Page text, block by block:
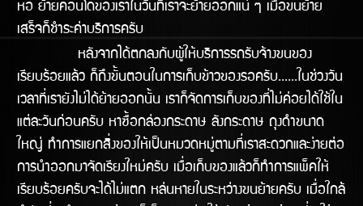
หอ ย้ายคอนโดของเราในวันทีี่เราจะย้ายออกแน่ ๆ เมื่อขนย้าย
เสร็จก็ชำระค่าบริการครับ
หลังจากได้ตกลงกับผู้ให้บริการรถรับจ้างขนของ
เรียบร้อยแล้ว ก็ถึงขั้นตอนในการเก็บข้าวของรอครับ......ในช่วงวัน
เวลาที่เรายังไม่ได้ย้ายออกนั้น เราก็จัดการเก็บของที่ไม่ค่อยได้ใช้ใน
แต่ละวันก่อนครับ หาซื้อกล่องกระดาษ ลังกระดาษ ถุงดำขนาด
ใหญ่ ทำการแยกสิ่งของให้เป็นหมวดหมู่ตามที่เราสะดวกและง่ายต่อ
การนำออกมาจัดเรียงใหม่ครับ เมื่อเก็บของแล้วก็ทำการแพ็คให้
เรียบร้อยครับจะได้ไม่แตก หล่นหายในระหว่างขนย้ายครับ เมื่อใกล้